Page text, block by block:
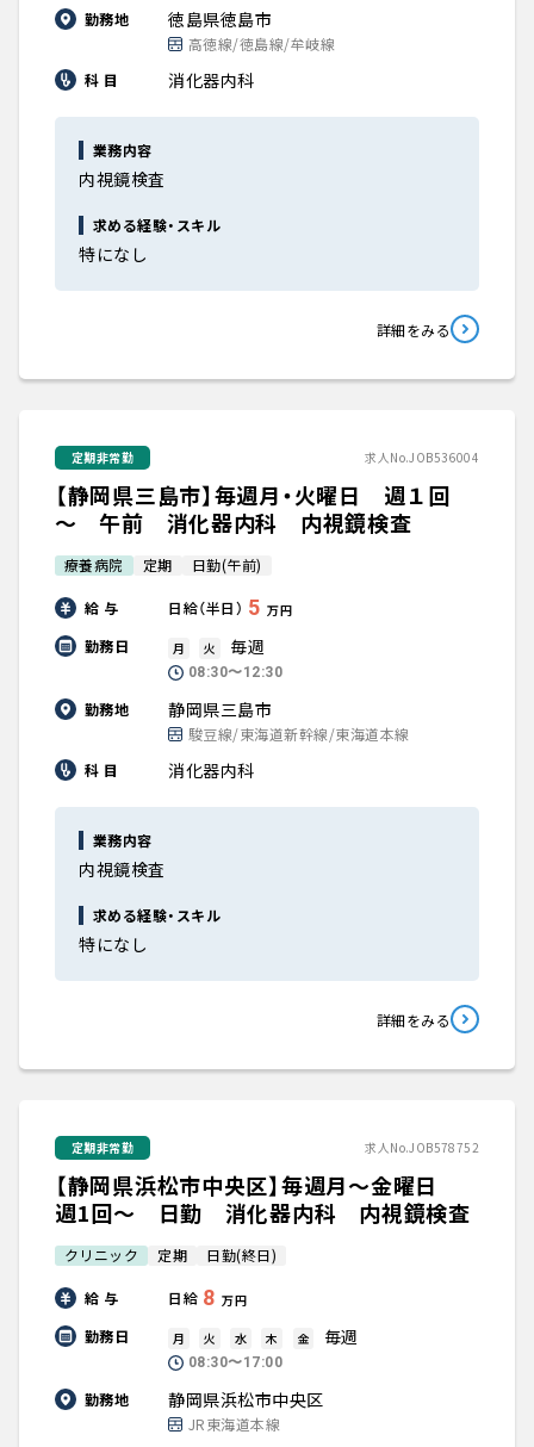
勤務地 徳島県徳島市
高徳線/徳島線/牟岐線
科 目
消化器内科
業務内容
内視鏡検査
求める経験・スキル
特になし
詳細をみる
定期非常勤 求人No.JOB536004
【静岡県三島市】毎週月・火曜日 週１回
～ 午前 消化器内科 内視鏡検査
療養病院 定期 日勤(午前)
給 与 日給（半日） 5 万円
勤務日 月 火 毎週
08:30〜12:30
勤務地 静岡県三島市
駿豆線/東海道新幹線/東海道本線
科 目
消化器内科
業務内容
内視鏡検査
求める経験・スキル
特になし
詳細をみる
定期非常勤 求人No.JOB578752
【静岡県浜松市中央区】毎週月～金曜日
週1回～ 日勤 消化器内科 内視鏡検査
クリニック 定期 日勤(終日)
給 与 日給 8 万円
勤務日 月 火 水 木 金 毎週
08:30〜17:00
勤務地 静岡県浜松市中央区
JR東海道本線